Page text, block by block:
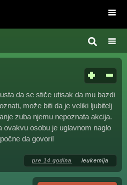
da se stiče utisak da mu bazdi
može biti da je veliki ljubitelj
zuba njemu nepoznata akcija.
ovakvu osobu je uglavnom naglo
da govori!
pre 14 godina leukemija